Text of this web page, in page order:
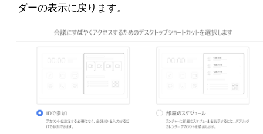
ダーの表示に戻ります。